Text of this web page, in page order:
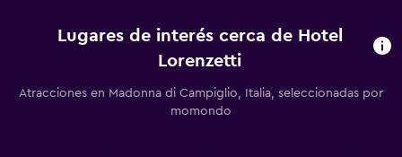
Lugares de interés cerca de Hotel
Lorenzetti
Atracciones en Madonna di Campiglio, Italia, seleccionadas por
momondo